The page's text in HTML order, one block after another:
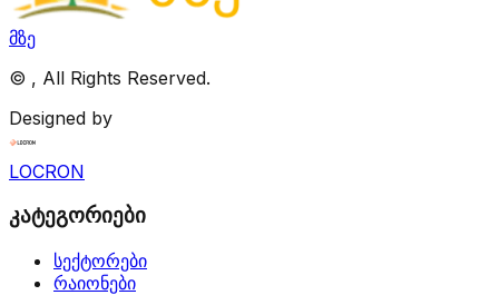
მზე
© , All Rights Reserved.
Designed by
LOCRON
კატეგორიები
სექტორები
რაიონები